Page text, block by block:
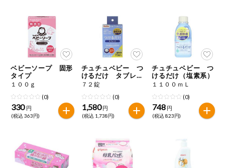
推しコープ
年間登録米
ベビーソープ 固形
タイプ
１００ｇ
(0)
330 円
(税込 363円)
チュチュベビー つ
けるだけ タブレッ
ト（塩素系）
７２錠
(0)
1,580 円
(税込 1,738円)
チュチュベビー つ
けるだけ（塩素系）
１１００ｍＬ
(0)
748 円
(税込 823円)